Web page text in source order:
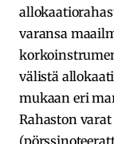
varansa
välistä
mukaan eri
Rahaston